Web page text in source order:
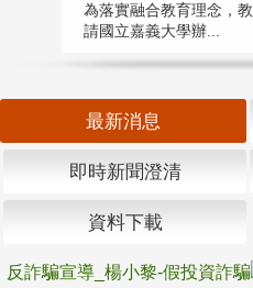
為落實融合教育理念，
請國立嘉義大學辦...
最新消息
即時新聞澄清
資料下載
反詐騙宣導_楊小黎-假投資詐騙